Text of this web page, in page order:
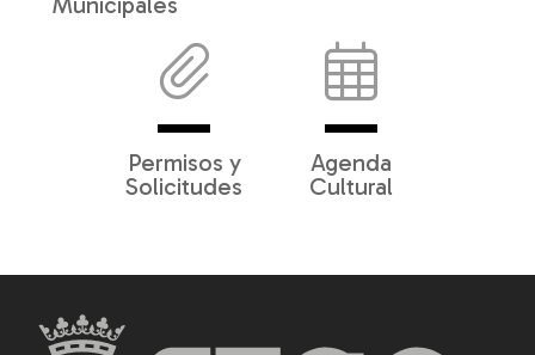
Permisos y
Solicitudes
Agenda
Cultural